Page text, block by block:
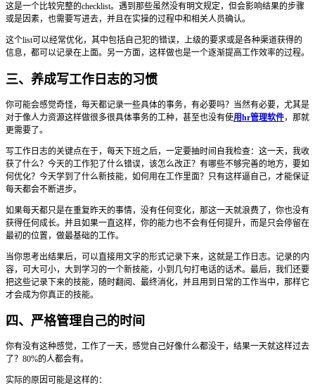
这是一个比较完整的checklist。遇到那些虽然没有明文规定，但会影响结果的步骤
或是因素，也需要写进去，并且在实操的过程中和相关人员确认。
这个list可以经常优化，其中包括自己犯的错误，上级的要求或是各种渠道获得的
信息，都可以记录在上面。另一方面，这样做也是一个逐渐提高工作效率的过程。
三、养成写工作日志的习惯
你可能会感觉奇怪，每天都记录一些具体的事务，有必要吗？当然有必要，尤其是
对于像人力资源这样做很多很具体事务的工种，甚至也没有使用hr管理软件，那就
更需要了。
写工作日志的关键点在于，每天下班之后，一定要抽时间自我检查：这一天，我收
获了什么？今天的工作犯了什么错误，该怎么改正？有哪些不够完善的地方，要如
何优化？今天学到了什么新技能，如何用在工作里面？只有这样逼自己，才能保证
每天都会不断进步。
如果每天都只是在重复昨天的事情，没有任何变化，那这一天就浪费了，你也没有
获得任何成长。并且如果一直这样，你的能力也不会有任何提升，而是只会停留在
最初的位置，做最基础的工作。
当你思考出结果后，可以直接用文字的形式记录下来，这就是工作日志。记录的内
容，可大可小，大到学习的一个新技能，小到几句打电话的话术。最后，我们还要
把这些记录下来的技能，随时翻阅、最终消化，并且用到日常的工作当中，那样它
才会成为你真正的技能。
四、严格管理自己的时间
你有没有这种感觉，工作了一天，感觉自己好像什么都没干，结果一天就这样过去
了？80%的人都会有。
实际的原因可能是这样的：